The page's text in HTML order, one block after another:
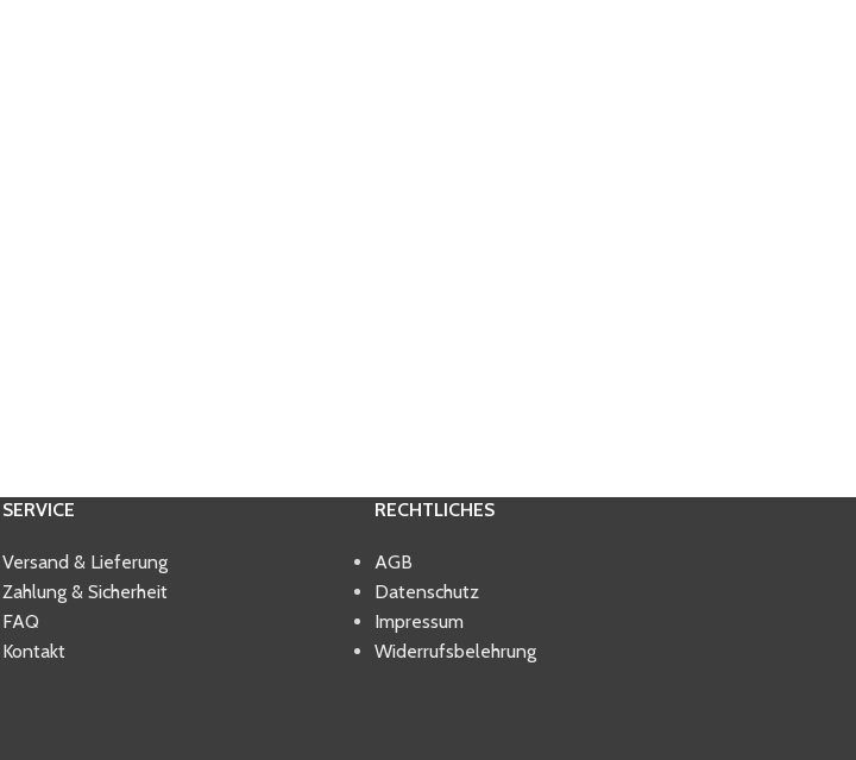
SERVICE
Versand & Lieferung
Zahlung & Sicherheit
FAQ
Kontakt
RECHTLICHES
AGB
Datenschutz
Impressum
Widerrufsbelehrung